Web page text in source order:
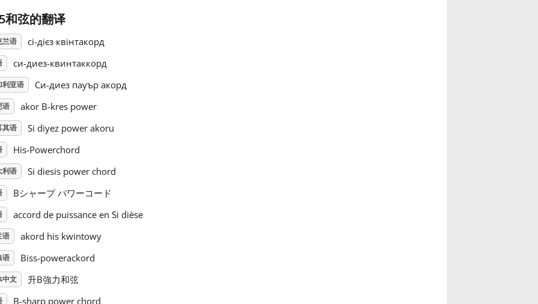
和弦的翻译
兰语 сі-дієз квінтакорд
си-диез-квинтаккорд
利亚语 Си-диез пауър акорд
语 akor B-kres power
其语 Si diyez power akoru
His-Powerchord
利语 Si diesis power chord
Bシャープ パワーコード
accord de puissance en Si dièse
语 akord his kwintowy
语 Biss-powerackord
中文 升B強力和弦
B-sharp power chord